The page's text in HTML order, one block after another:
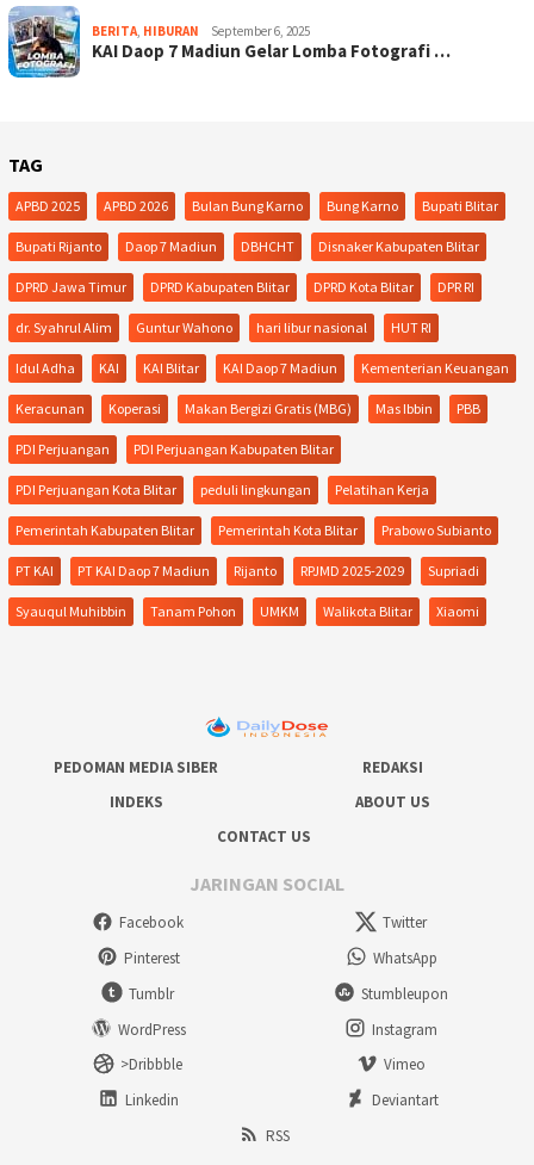
BERITA, HIBURAN September 6, 2025
KAI Daop 7 Madiun Gelar Lomba Fotografi …
TAG
APBD 2025 APBD 2026 Bulan Bung Karno Bung Karno Bupati Blitar
Bupati Rijanto Daop 7 Madiun DBHCHT Disnaker Kabupaten Blitar
DPRD Jawa Timur DPRD Kabupaten Blitar DPRD Kota Blitar DPR RI
dr. Syahrul Alim Guntur Wahono hari libur nasional HUT RI
Idul Adha KAI KAI Blitar KAI Daop 7 Madiun Kementerian Keuangan
Keracunan Koperasi Makan Bergizi Gratis (MBG) Mas Ibbin PBB
PDI Perjuangan PDI Perjuangan Kabupaten Blitar
PDI Perjuangan Kota Blitar peduli lingkungan Pelatihan Kerja
Pemerintah Kabupaten Blitar Pemerintah Kota Blitar Prabowo Subianto
PT KAI PT KAI Daop 7 Madiun Rijanto RPJMD 2025-2029 Supriadi
Syauqul Muhibbin Tanam Pohon UMKM Walikota Blitar Xiaomi
PEDOMAN MEDIA SIBER
REDAKSI
INDEKS
ABOUT US
CONTACT US
JARINGAN SOCIAL
Facebook
Twitter
Pinterest
WhatsApp
Tumblr
Stumbleupon
WordPress
Instagram
>Dribbble
Vimeo
Linkedin
Deviantart
RSS